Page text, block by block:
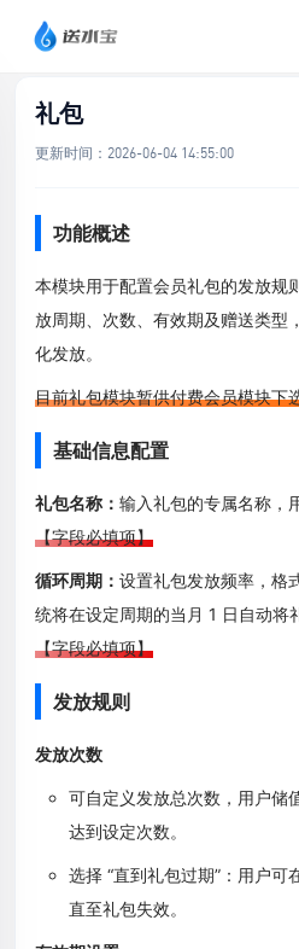
文档帮助 / 营销
礼包
更新时间： 2026-06-04 14:55:00
功能概述
本模块用于配置会员礼包的发放规
放周期、次数、有效期及赠送类型
化发放。
目前礼包模块暂供付费会员模块下
基础信息配置
礼包名称： 输入礼包的专属名称，
【字段必填项】
循环周期： 设置礼包发放频率，格
统将在设定周期的当月 1 日自动将
【字段必填项】
发放规则
发放次数
可自定义发放总次数，用户储
达到设定次数。
选择 “直到礼包过期”：用户可
直至礼包失效。